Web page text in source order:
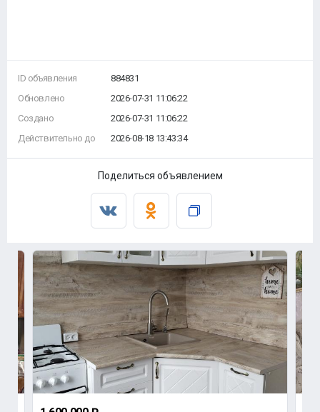
ID объявления
Обновлено
Создано
Действительно до
884831
2026-07-31 11:06:22
2026-07-31 11:06:22
2026-08-18 13:43:34
Поделиться объявлением